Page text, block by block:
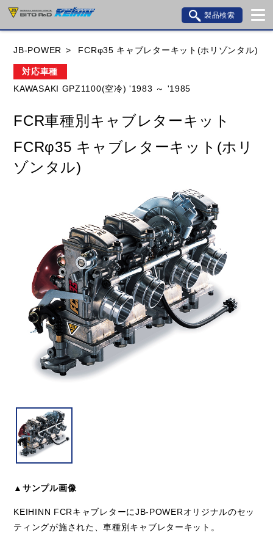
製品検索
HUSQVANA
閉じる
JB-POWER FCRφ35 キャブレターキット(ホリゾンタル)
対応車種
KAWASAKI GPZ1100(空冷) '1983 ～ '1985
FCR車種別キャブレターキット
FCRφ35 キャブレターキット(ホリ
ゾンタル)
▲サンプル画像
KEIHINN FCRキャブレターにJB-POWERオリジナルのセッ
ティングが施された、車種別キャブレターキット。